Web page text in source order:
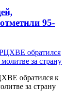
95-
обратился к
за страну